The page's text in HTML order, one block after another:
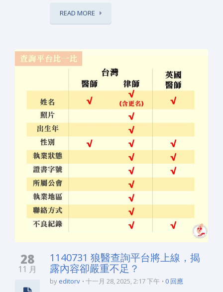
READ MORE
28
11 月
1140731 狼醫查詢平台將上線，揭
露內容卻嚴重不足？
by editorv 十一月 28, 2025, 2:17 下午 0 回應